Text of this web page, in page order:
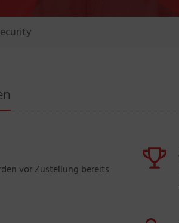
vor Zustellung bereits